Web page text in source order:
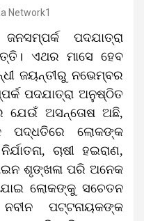
Network1
ପଦଯାତ୍ରା
ଏଥର ମାସେ ହେବ
ଜୟନ୍ତୀରୁ ନଭେମ୍ବର
ପଦଯାତ୍ରା ଅନୁଷ୍ଠିତ
ଯେଉଁ ଅସନ୍ତୋଷ ଅଛି,
ପଦ୍ଧତିରେ ଲୋକଙ୍କ
ଚାଷୀ ହଇରାଣ,
ଶୃଙ୍ଖଳା ପରି ଅନେକ
ଲୋକଙ୍କୁ ସଚେତନ
ପଟ୍ଟନାୟକଙ୍କ